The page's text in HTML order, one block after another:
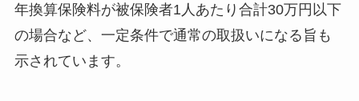
年換算保険料が被保険者1人あたり合計30万円以下
の場合など、一定条件で通常の取扱いになる旨も
示されています。